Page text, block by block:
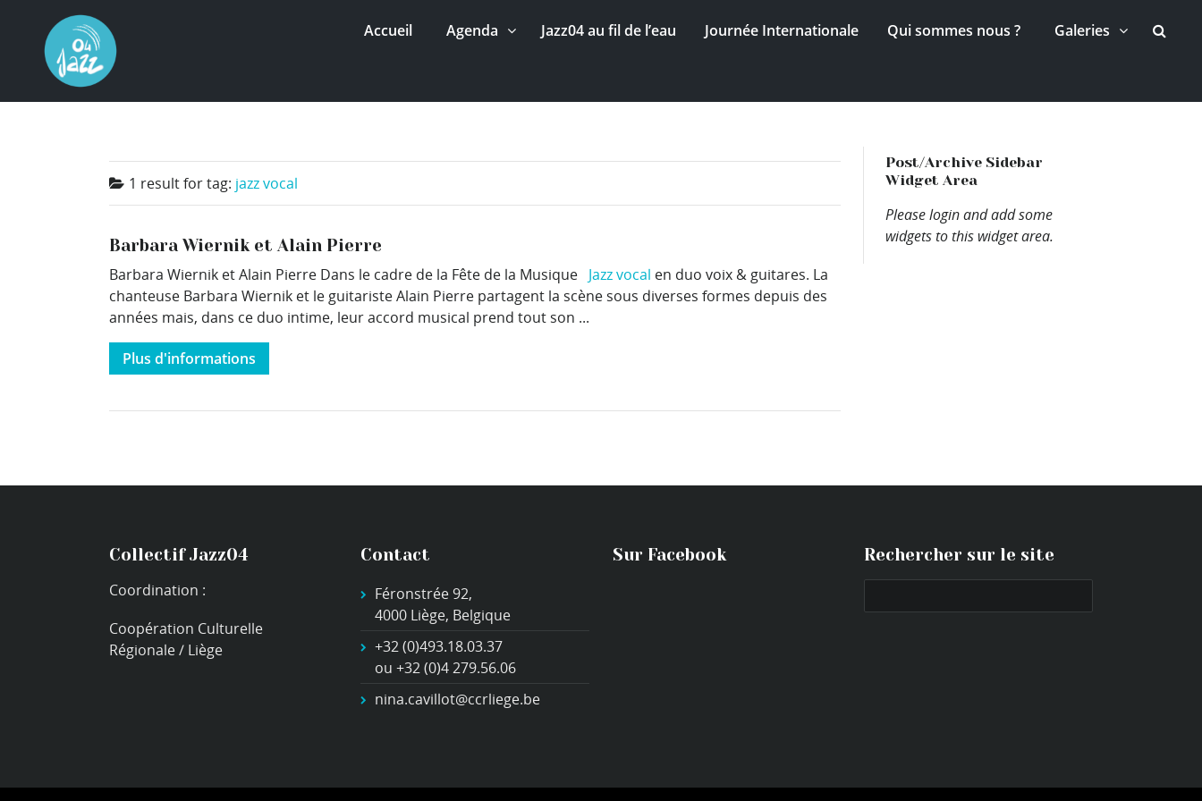
Accueil Agenda Jazz04 au fil de l’eau Journée Internationale Qui sommes nous ? Galeries
1 result fortag: jazz vocal
Barbara Wiernik et Alain Pierre
Barbara Wiernik et Alain Pierre Dans le cadre de la Fête de la Musique Jazz vocal en duo voix & guitares. La
chanteuse Barbara Wiernik et le guitariste Alain Pierre partagent la scène sous diverses formes depuis des
années mais, dans ce duo intime, leur accord musical prend tout son ...
Plus d'informations
Post/Archive Sidebar
Widget Area
Please login and add some
widgets to this widget area.
Collectif Jazz04
Coordination :
Coopération Culturelle
Régionale / Liège
Contact
Féronstrée 92,
4000 Liège, Belgique
+32 (0)493.18.03.37
ou +32 (0)4 279.56.06
nina.cavillot@ccrliege.be
Sur Facebook Rechercher sur le site